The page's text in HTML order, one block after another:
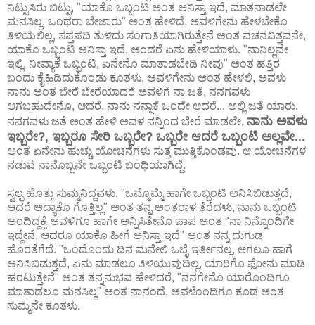
ನಿಟ್ಟುಸಿರು ಬಿಟ್ಟು, "ಯಾಕೊ ಒಬ್ಬಂಟಿ ಅಂತ ಅನಿಸ್ತಾ ಇದೆ, ಮಾತನಾಡಲೇ
ಮನಸಿಲ್ಲ, ಒಂಥರಾ ಬೇಜಾರು" ಅಂತ ಹೇಳಿದೆ, ಅವಳಿಗೇನು ಹೇಳಬೇಕೊ
ತಿಳಿಯಲಿಲ್ಲ, ಸಪ್ತಪದಿ ತುಳಿದು ಸಂಗಾತಿಯಾಗಿರುತ್ತೇನೆ ಅಂತ ವಚನವಿತ್ತವನೇ,
ಯಾಕೊ ಒಬ್ಬಂಟಿ ಅನಿಸ್ತಾ ಇದೆ, ಅಂದರೆ ಏನು ಹೇಳಿಯಾಳು. "ನಾನಿಲ್ಲವೇ
ಇಲ್ಲಿ, ನೀವ್ಯಾಕೆ ಒಬ್ಬಂಟಿ, ಏನೇನೊ ಮಾತಾಡಬೇಡಿ ನೀವು" ಅಂತ ಹತ್ತಿರ
ಬಂದು ಕೈಹಿಡಿದುಕೊಂಡು ಕೂತಳು, ಅವಳಿಗೇನು ಅಂತ ಹೇಳಲಿ, ಅವಳು
ನಾನು ಅಂತ ಬೇರೆ ಬೇರೆಯಾದರೆ ಅವಳಿಗೆ ನಾ ಜತೆ, ನನಗವಳು
ಆಗಬಹುದೇನೊ, ಆದರೆ, ನಾನು ನನ್ನಾಕೆ ಒಂದೇ ಆದರೆ... ಅಲ್ಲಿ ಜತೆ ಯಾರು.
ನನಗವಳು ಜತೆ ಅಂತ ಹೇಳಿ ಅವಳ ನನ್ನಿಂದ ಬೇರೆ ಮಾಡಲೇ, ನಾನು ಅವಳು
ಇಬ್ಬರೇ?, ಇಬ್ಬರೂ ಸೇರಿ ಒಬ್ಬರೇ? ಒಬ್ಬರೇ ಆದರೆ ಒಬ್ಬಂಟಿ ಅಲ್ಲವೇ...
ಅಂತ ಏನೇನು ಹುಚ್ಚು ಯೋಚನೆಗಳು ಸುತ್ತ ಮುತ್ತಿಕೊಂಡವು. ಆ ಯೋಚನೆಗಳ
ನಡುವೆ ನಾನೊಬ್ಬನೇ ಒಬ್ಬಂಟಿ ಬಂಧಿಯಾಗಿದ್ದೆ.
ಸ್ವಲ್ಪ ಹೊತ್ತು ಸುಮ್ಮನಿದ್ದವಳು, "ಒಮ್ಮೊಮ್ಮೆ ಹಾಗೇ ಒಬ್ಬಂಟಿ ಅನಿಸಿಬಿಡುತ್ತದೆ,
ಆದರೆ ಅದ್ಯಾಕೊ ಗೊತ್ತಿಲ್ಲ" ಅಂತ ತನ್ನ ಅಂತರಾಳ ತೆರೆದಳು, ನಾನು ಒಬ್ಬಂಟಿ
ಅಂದಿದ್ದಕ್ಕೆ ಅವಳಿಗೂ ಹಾಗೇ ಅನ್ನಿಸಿತೇನೊ ಪಾಪ ಅಂತ "ನಾ ನಿನ್ನೊಂದಿಗೇ
ಇದ್ದೇನೆ, ಆದರೂ ಯಾಕೊ ಹೀಗೆ ಅನಿಸ್ತಾ ಇದೆ" ಅಂತ ನನ್ನ ದುಗುಡ
ಹೊರತೆಗೆದೆ. "ಒಂದೊಂದು ದಿನ ಮನೇಲಿ ಒಬ್ಳೆ ಇರ್ತೀನಲ್ಲ, ಆಗಲೂ ಹಾಗೆ
ಅನಿಸಿಬಿಡುತ್ತದೆ, ಏನು ಮಾಡಲೂ ತಿಳಿಯುವುದಿಲ್ಲ, ಯಾರಿಗೊ ಫೋನು ಮಾಡಿ
ಹರಟುತ್ತೇನೆ" ಅಂತ ತನ್ನನುಭವ ಹೇಳಿದರೆ, "ನನಗೇನೊ ಯಾರೊಂದಿಗೂ
ಮಾತಾಡಲೂ ಮನಸಿಲ್ಲ" ಅಂತ ನಾನಂದೆ, ಅವಳೊಂದಿಗೂ ಕೂಡ ಅಂತ
ಸುಮ್ಮನೇ ಕೂತಳು.